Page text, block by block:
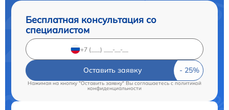
Бесплатная консультация со
специалистом
Оставить заявку
Нажимая на кнопку "Оставить заявку" Вы соглашаетесь cполитикой
конфиденциальности